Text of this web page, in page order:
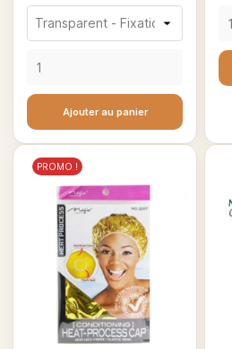
Ajouter au panier
PROMO !